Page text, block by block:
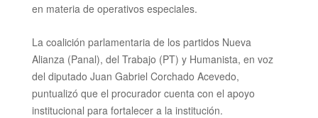
en materia de operativos especiales.
La coalición parlamentaria de los partidos Nueva
Alianza (Panal), del Trabajo (PT) y Humanista, en voz
del diputado Juan Gabriel Corchado Acevedo,
puntualizó que el procuradorcuenta con el apoyo
institucional para fortalecer a la institución.